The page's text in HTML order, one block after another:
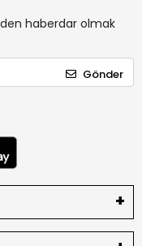
haberdar olmak
Gönder